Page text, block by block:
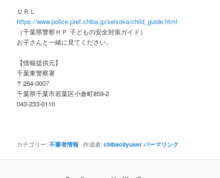
ＵＲＬ
https://www.police.pref.chiba.jp/seisoka/child_guide.html
（千葉県警察ＨＰ 子どもの安全対策ガイド）
お子さんと一緒に見てください。
【情報提供元】
千葉東警察署
〒264‐0007
千葉県千葉市若葉区小倉町859‐2
043-233-0110
カテゴリー:不審者情報 作成者:chibacityuserパーマリンク